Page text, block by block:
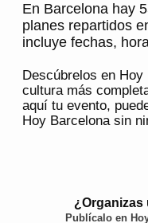
En Barcelona hay
planes repartidos
incluye fechas,
Descúbrelos en Hoy
cultura más
aquí tu evento,
Hoy Barcelonasin
¿Organizas
Publícalo en